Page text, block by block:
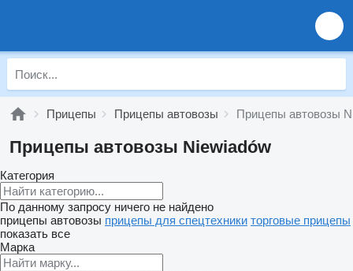
Прицепы Прицепы автовозы Прицепы автовозы
Прицепы автовозы Niewiadów
Категория
По данному запросу ничего не найдено
прицепы автовозы прицепы для спецтехники торговые прицепы
показать все
Марка